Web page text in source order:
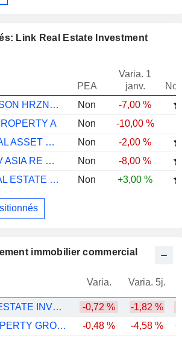
Link Real Estate Investment
PEA
Varia. 1
janv.
JANUS HENDERSON HRZN ASPAC PTY INCA2USD
Non
-7,00 %
A
Non
-10,00 %
BSF GLOBAL REAL ASSET SECURITIES A3 CNHH
Non
-2,00 %
EASTSPRING INV ASIA RE MLT AST INC ADM D
Non
-8,00 %
BGF WORLD REAL ESTATE SECURITIES A2
Non +3,00 %
immobilier commercial
Varia. Varia. 5j.
LINK REAL ESTATE INVESTMENT TRUST -0,72 % -1,82 %
SIMON PROPERTY GROUP, INC.
-0,48 % -4,58 %